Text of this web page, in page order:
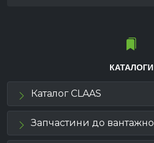
КАТАЛОГИ
Каталог CLAAS
Запчастини до